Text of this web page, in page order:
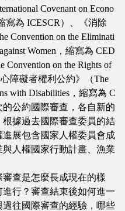
Covenant on Econo
寫為 ICESCR）、《消除
Convention on the Eliminati
Women，縮寫為 CED
on the Rights of
障礙者權利公約》（The
with Disabilities，縮寫為 C
公約國際審查，各自新的
據過去國際審查委員的結
展包含國家人權委員會成
人權國家行動計畫、漁業
查是怎麼長成現在的樣
行？審查結束後如何進一
往國際審查的經驗，哪些